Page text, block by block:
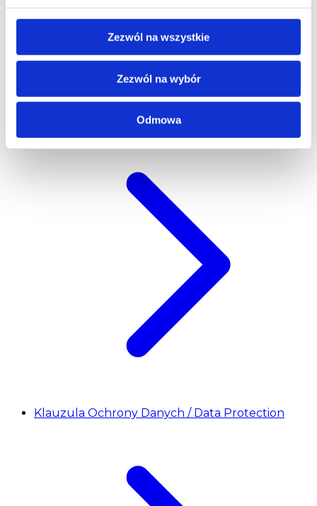
Zezwól na wszystkie
Zezwól na wybór
Odmowa
Ochrona sygnalistów
Klauzula Ochrony Danych / Data Protection